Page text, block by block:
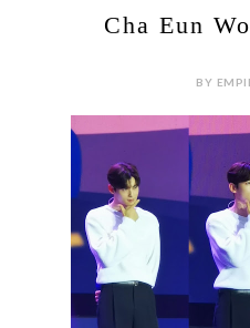
Cha Eun
BY